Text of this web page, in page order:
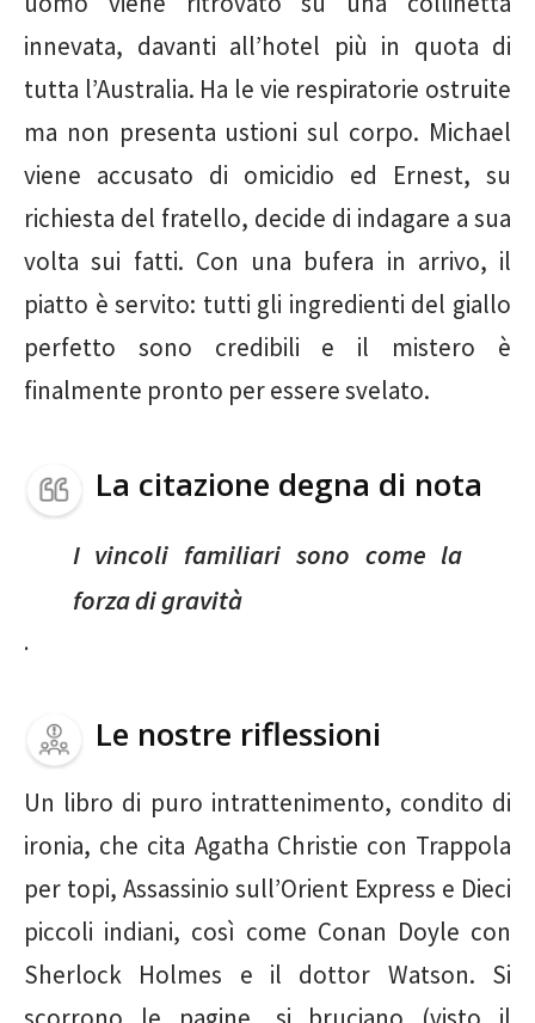
innevata, davanti all’hotel più in quota di
tutta l’Australia. Ha le vie respiratorie ostruite
ma non presenta ustioni sul corpo. Michael
viene accusato di omicidio ed Ernest, su
richiesta del fratello, decide di indagare a sua
volta sui fatti. Con una bufera in arrivo, il
piatto è servito: tutti gli ingredienti del giallo
perfetto sono credibili e il mistero è
finalmente pronto per essere svelato.
La citazione degna di nota
I vincoli familiari sono come la
forza di gravità
.
Le nostre riflessioni
Un libro di puro intrattenimento, condito di
ironia, che cita Agatha Christie con Trappola
per topi, Assassinio sull’Orient Express e Dieci
piccoli indiani, così come Conan Doyle con
Sherlock Holmes e il dottor Watson. Si